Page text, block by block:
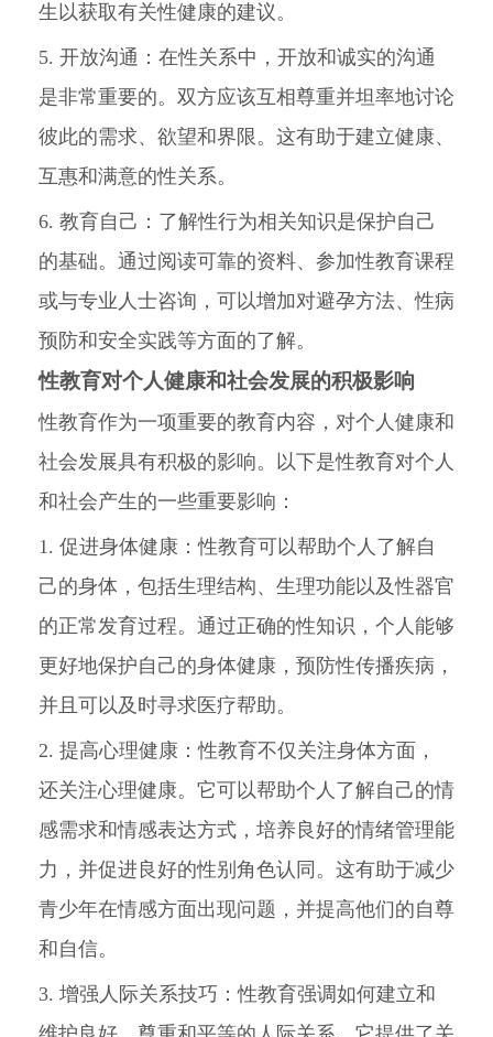
生以获取有关性健康的建议。
5. 开放沟通：在性关系中，开放和诚实的沟通
是非常重要的。双方应该互相尊重并坦率地讨论
彼此的需求、欲望和界限。这有助于建立健康、
互惠和满意的性关系。
6. 教育自己：了解性行为相关知识是保护自己
的基础。通过阅读可靠的资料、参加性教育课程
或与专业人士咨询，可以增加对避孕方法、性病
预防和安全实践等方面的了解。
性教育对个人健康和社会发展的积极影响
性教育作为一项重要的教育内容，对个人健康和
社会发展具有积极的影响。以下是性教育对个人
和社会产生的一些重要影响：
1. 促进身体健康：性教育可以帮助个人了解自
己的身体，包括生理结构、生理功能以及性器官
的正常发育过程。通过正确的性知识，个人能够
更好地保护自己的身体健康，预防性传播疾病，
并且可以及时寻求医疗帮助。
2. 提高心理健康：性教育不仅关注身体方面，
还关注心理健康。它可以帮助个人了解自己的情
感需求和情感表达方式，培养良好的情绪管理能
力，并促进良好的性别角色认同。这有助于减少
青少年在情感方面出现问题，并提高他们的自尊
和自信。
3. 增强人际关系技巧：性教育强调如何建立和